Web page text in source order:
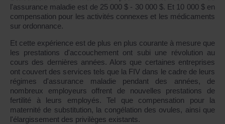
l'assurance maladie est de 25 000 $ - 30 000 $. Et 10 000 $ en
compensation pour les activités connexes et les médicaments
sur ordonnance.
Et cette expérience est de plus en plus courante à mesure que
les prestations d'accouchement ont subi une révolution au
cours des dernières années. Alors que certaines entreprises
ont couvert des services tels que la FIV dans le cadre de leurs
régimes d'assurance maladie pendant des années, de
nombreux employeurs offrent de nouvelles prestations de
fertilité à leurs employés. Tel que compensation pour la
maternité de substitution, la congélation des ovules, ainsi que
l'élargissement des privilèges existants.